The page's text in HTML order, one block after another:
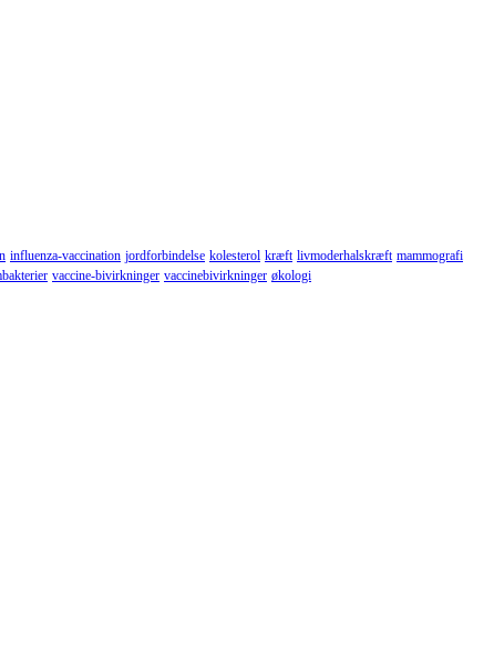
influenza-vaccination jordforbindelse kolesterol kræft livmoderhalskræft mammografi
vaccine-bivirkninger vaccinebivirkninger økologi